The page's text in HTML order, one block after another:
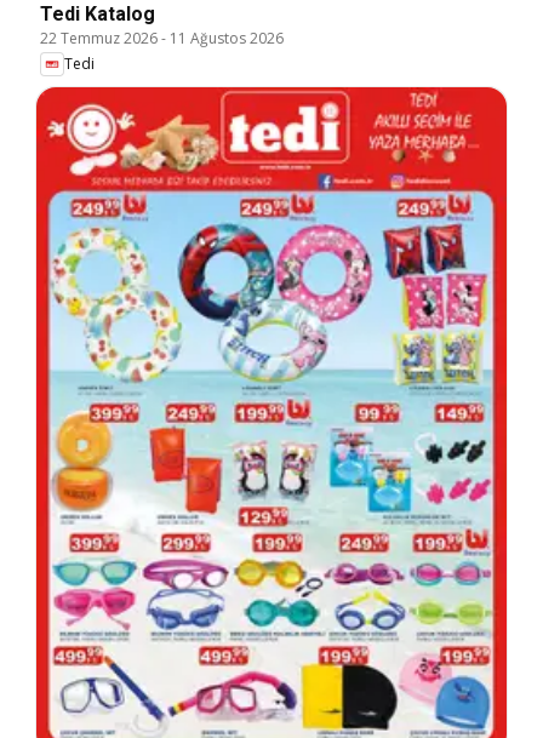
Tedi Katalog
22 Temmuz 2026- 11 Ağustos 2026
Tedi